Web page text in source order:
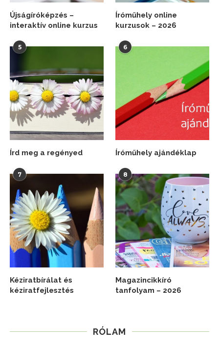
Újságíróképzés –
interaktív online kurzus
Íróműhely online
kurzusok – 2026
5
Írd meg a regényed
6
Íróműhely ajándéklap
7
Kéziratbírálat és
kéziratfejlesztés
8
Magazincikkíró
tanfolyam – 2026
RÓLAM